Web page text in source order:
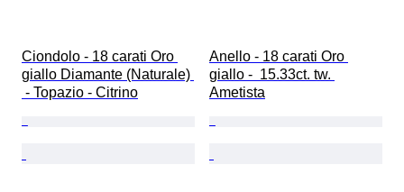
Ciondolo - 18 carati Oro
giallo Diamante (Naturale)
- Topazio - Citrino
Anello - 18 carati Oro
giallo -  15.33ct. tw.
Ametista